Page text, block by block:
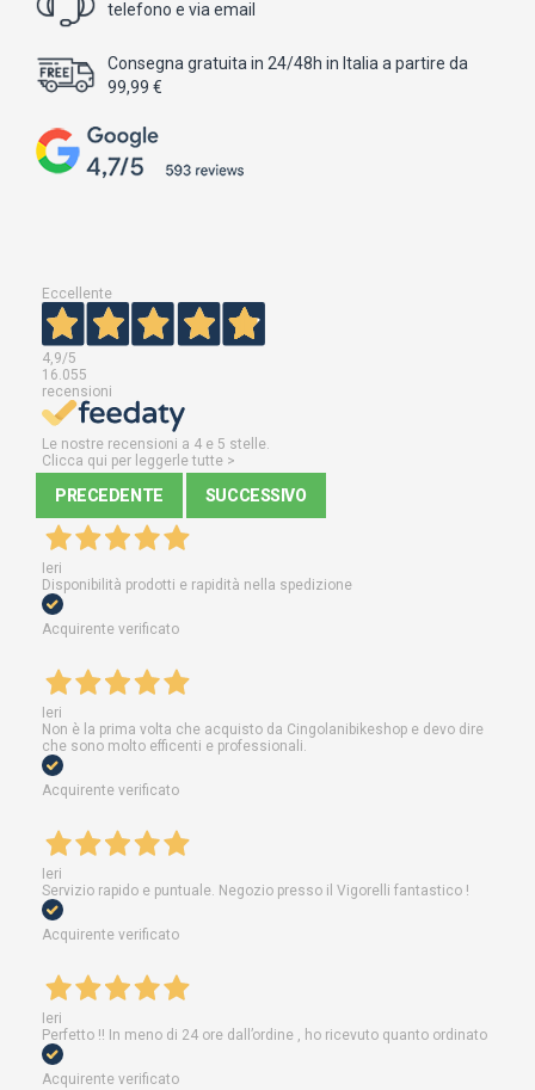
telefono e via email
Consegna gratuita in 24/48h in Italia a partire da
99,99 €
Eccellente
4,9/5
16.055
recensioni
Le nostre recensioni a 4 e 5 stelle.
Clicca qui per leggerle tutte >
PRECEDENTE SUCCESSIVO
Ieri
Disponibilità prodotti e rapidità nella spedizione
Acquirente verificato
Ieri
Non è la prima volta che acquisto da Cingolanibikeshop e devo dire
che sono molto efficenti e professionali.
Acquirente verificato
Ieri
Servizio rapido e puntuale. Negozio presso il Vigorelli fantastico !
Acquirente verificato
Ieri
Perfetto !! In meno di 24 ore dall’ordine , ho ricevuto quanto ordinato
Acquirente verificato